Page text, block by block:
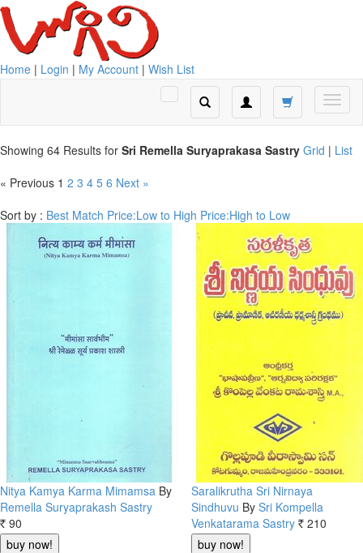
Home | Login | My Account | Wish List
Showing 64 Results for Sri Remella Suryaprakasa Sastry Grid | List
« Previous 1 2 3 4 5 6 Next »
Sort by : Best Match Price:Low to High Price:High to Low
Nitya Kamya Karma Mimamsa By
Remella Suryaprakash Sastry
Rs. 90
Saralikrutha Sri Nirnaya
Sindhuvu By Sri Kompella
Venkatarama Sastry Rs. 210